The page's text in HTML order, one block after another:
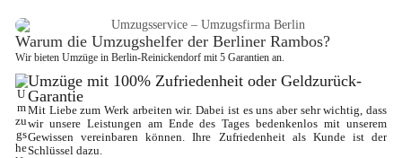
Warum die Umzugshelfer der Berliner Rambos?
Wir bieten Umzüge in Berlin-Reinickendorf mit 5 Garantien an.
Umzüge mit 100% Zufriedenheit oder Geldzurück-
Garantie
Mit Liebe zum Werk arbeiten wir. Dabei ist es uns aber sehr wichtig, dass
wir unsere Leistungen am Ende des Tages bedenkenlos mit unserem
Gewissen vereinbaren können. Ihre Zufriedenheit als Kunde ist der
Schlüssel dazu.